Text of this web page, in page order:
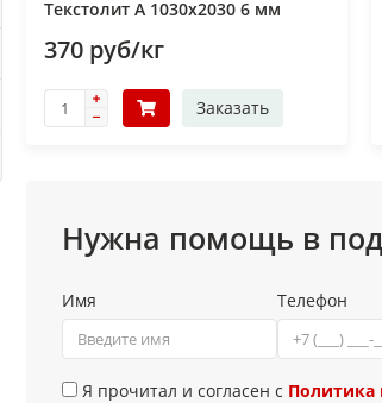
Текстолит А 1030х2030 6 мм
370 руб/кг
Заказать
Нужна помощь в
Имя Телефон
Я прочитал и согласен с Политика